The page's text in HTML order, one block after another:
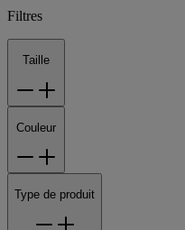
Filtres
Taille
Couleur
Type de produit